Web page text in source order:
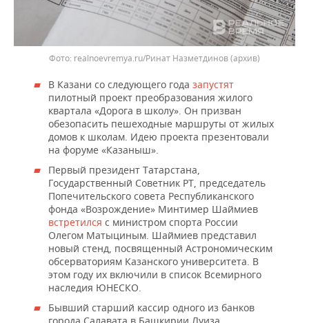
realnoevremya.ru/Ринат Назметдинов (архив)
В Казани со следующего года запустят
пилотный проект преобразования жилого
квартала «Дорога в школу». Он призван
обезопасить пешеходные маршруты от жилых
домов к школам. Идею проекта презентовали
на форуме «Казаныш».
Первый президент Татарстана,
Государственный Советник РТ, председатель
Попечительского совета Республиканского
фонда «Возрождение» Минтимер Шаймиев
встретился с министром спорта России
Олегом Матыциным. Шаймиев представил
новый стенд, посвященный Астрономическим
обсерваториям Казанского университета. В
этом году их включили в список Всемирного
наследия ЮНЕСКО.
Бывший старший кассир одного из банков
города Салавата в Башкирии Луиза